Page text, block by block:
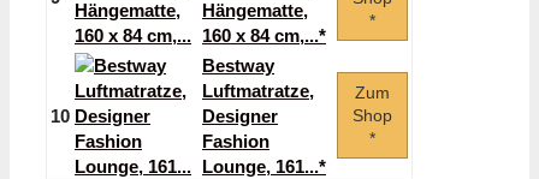
Hängematte,
160 x 84 cm,...*
*
10
Bestway
Luftmatratze,
Designer
Fashion
Lounge, 161...*
Zum
Shop
*